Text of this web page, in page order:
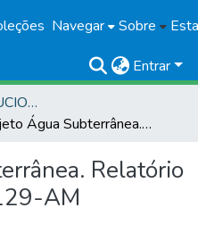
Navegar Sobre
Entrar
PRODUÇÃO INSTITUCIONAL
Projeto Água Subterrânea. Relatório Final. Poço 3MA-129-AM
Relatório
AM